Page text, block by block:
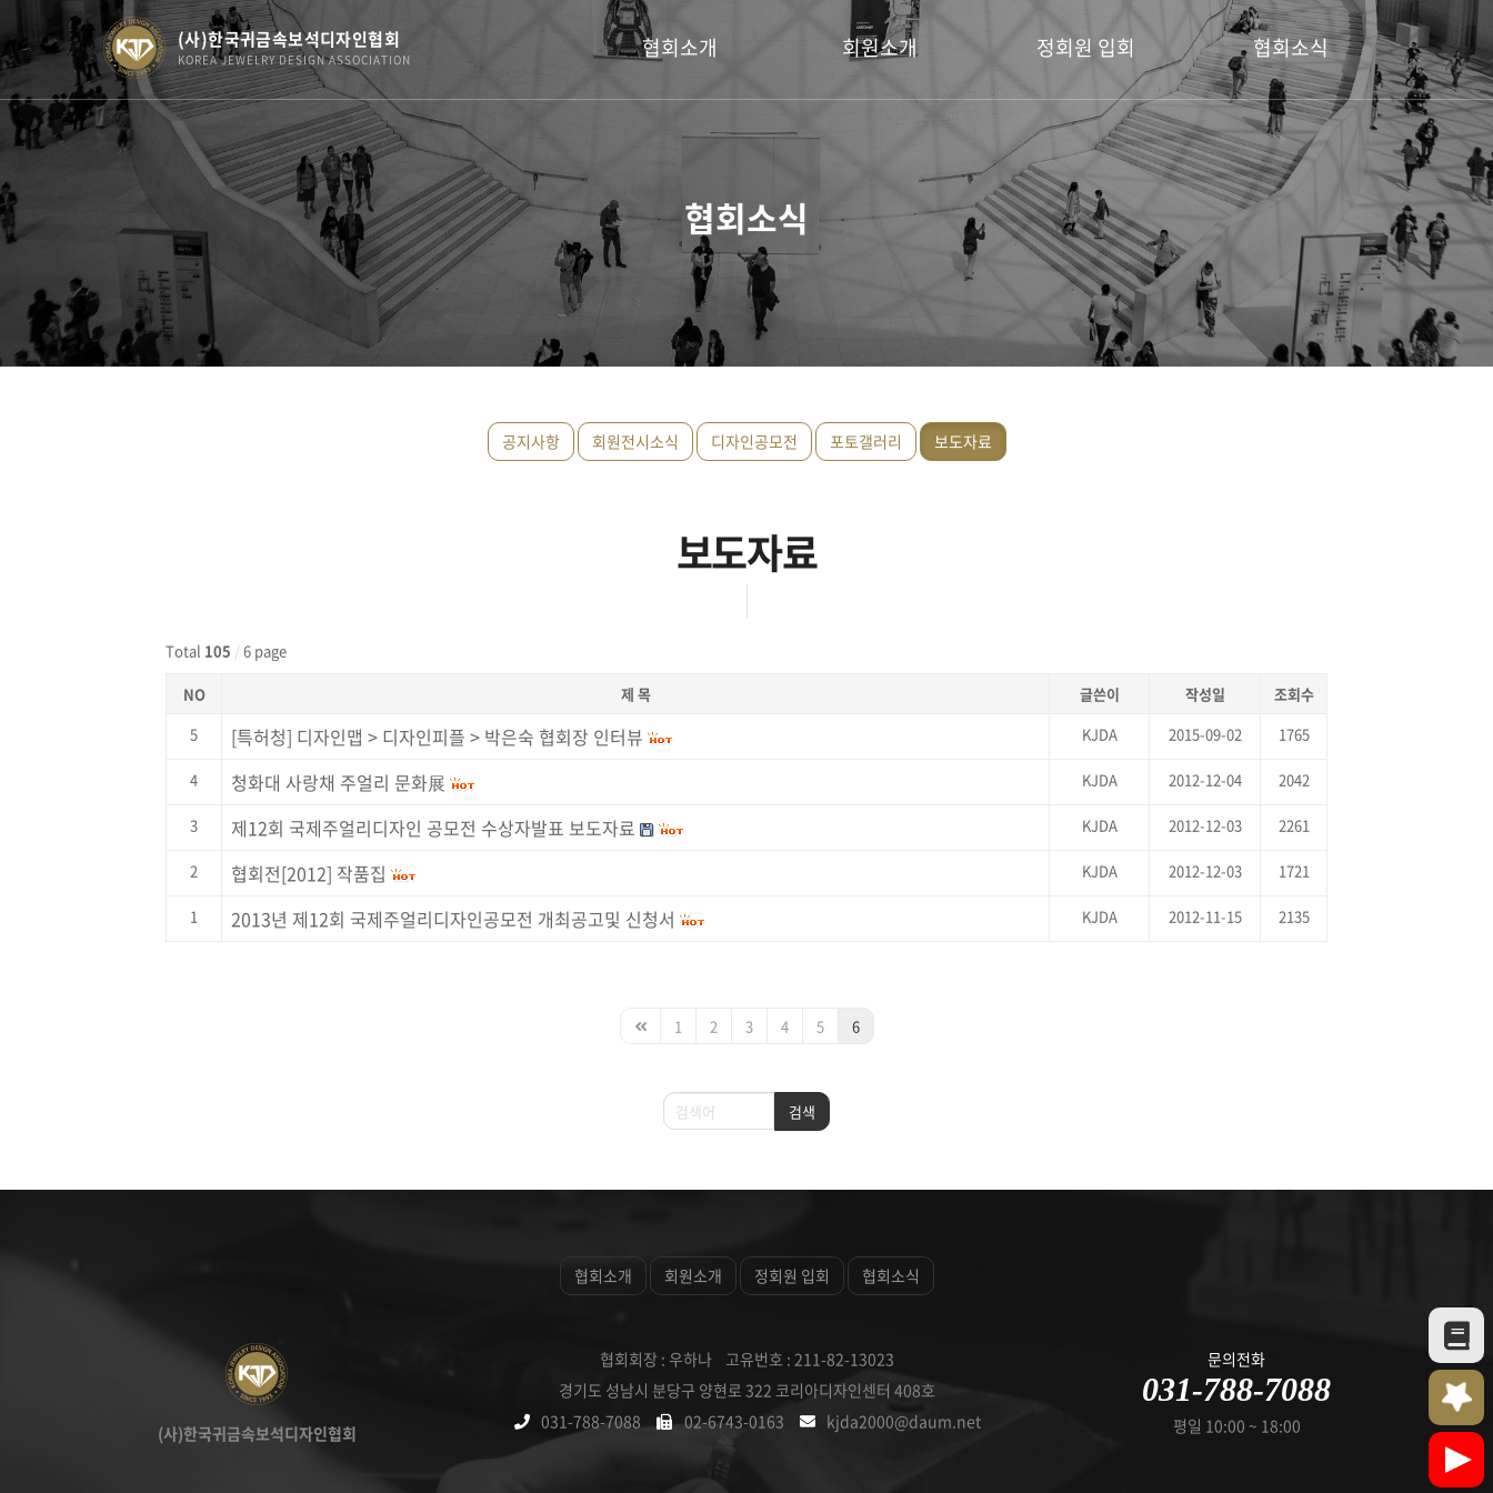
(사)한국귀금속보석디자인협회
KOREA JEWELRY DESIGN ASSOCIATION 협회소개
회장 인사말
연혁
회원소개
명예회장
운영위원
이사
정회원 입회
정회원 입회 안내
협회소식
공지사항
회원전시소식
디자인공모전
보도자료
협회소식
공지사항 회원전시소식 디자인공모전 포토갤러리 보도자료
보도자료
Total 105 / 6 page
NO 제 목 글쓴이 작성일
조회수
5
[특허청] 디자인맵 > 디자인피플 > 박은숙 협회장 인터뷰 KJDA 2015-09-02 1765
4 청화대 사랑채 주얼리 문화展 KJDA 2012-12-04 2042
3 제12회 국제주얼리디자인 공모전 수상자발표 보도자료 KJDA 2012-12-03 2261
2 협회전[2012] 작품집 KJDA 2012-12-03 1721
1 2013년 제12회 국제주얼리디자인공모전 개최공고및 신청서 KJDA 2012-11-15 2135
1 2 3 4 5 6
검색 검색
협회소개 회원소개 정회원 입회 협회소식
(사)한국귀금속보석디자인협회
협회회장 : 우하나 고유번호 : 211-82-13023
경기도 성남시 분당구 양현로 322 코리아디자인센터 408호
031-788-7088
02-6743-0163 kjda2000@daum.net
문의전화
031-788-7088
평일 10:00 ~ 18:00